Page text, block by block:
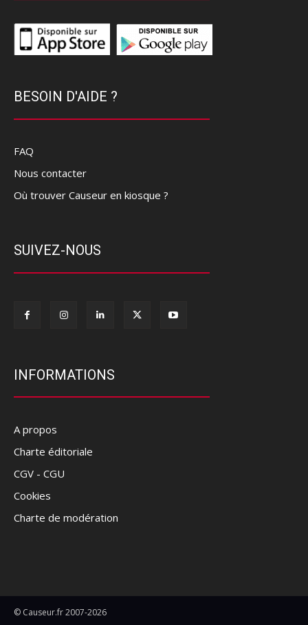
BESOIN D'AIDE ?
FAQ
Nous contacter
Où trouver Causeur en kiosque ?
SUIVEZ-NOUS
INFORMATIONS
A propos
Charte éditoriale
CGV - CGU
Cookies
Charte de modération
© Causeur.fr 2007-2026